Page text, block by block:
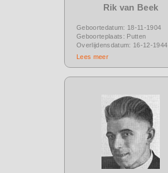
Rik van Beek
Geboortedatum: 18-11-1904
Geboorteplaats: Putten
Overlijdensdatum: 16-12-1944
Lees meer